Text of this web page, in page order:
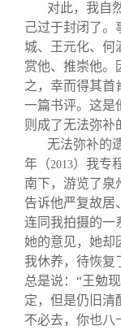
对此，我自
己过于封闭了。
城、王元化、何
赏他、推崇他。
之，幸而得其首
一篇书评。这是
则成了无法弥补
无法弥补的
年（2013）我专
南下，游览了泉
告诉他严复故居
连同我拍摄的一
她的意见，她却
我休养，待恢复
总是说：“王勉
定，但是仍旧清
不必去，你也八